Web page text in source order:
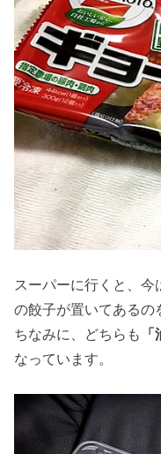
スーパーに行くと、
の餃子が置いてあるの
ちなみに、どちらも
なっています。